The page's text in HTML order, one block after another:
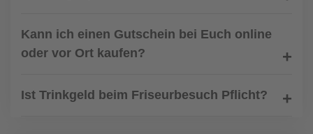
Kann ich einen Gutschein bei Euch online
oder vor Ort kaufen?
Ist Trinkgeld beim Friseurbesuch Pflicht?